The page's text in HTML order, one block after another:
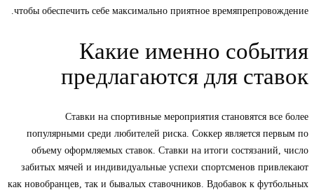
чтобы обеспечить себе максимально приятное времяпрепровождение.
Какие именно события
предлагаются для ставок
Ставки на спортивные мероприятия становятся все более
популярными среди любителей риска. Соккер является первым по
объему оформляемых ставок. Ставки на итоги состязаний, число
забитых мячей и индивидуальные успехи спортсменов привлекают
как новобранцев, так и бывалых ставочников. Вдобавок к футбольных